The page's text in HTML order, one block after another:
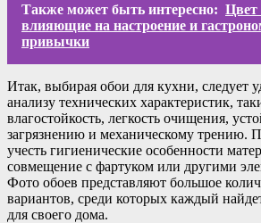
Также может быть интересно: Цвет
влияющие на настроение и
привычки
Итак, выбирая обои для кухни, следует
анализу технических характеристик,
влагостойкость, легкость очищения,
загрязнению и механическому трению.
учесть гигиенические особенности
совмещение с фартуком или другими
Фото обоев представляют большое
вариантов, среди которых каждый
для своего дома.